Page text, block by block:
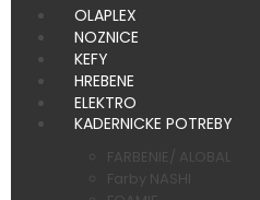
OLAPLEX
NOZNICE
KEFY
HREBENE
ELEKTRO
KADERNICKE POTREBY
FARBENIE/ ALOBAL
Farby NASHI
Kód produktu:
443
Dostupnosť: